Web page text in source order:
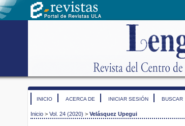
INICIO ACERCA DE INICIAR SESIÓN BUSCAR
Inicio > Vol. 24 (2020) > Velásquez Upegui